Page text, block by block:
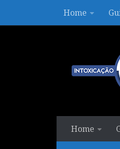
Skip to contentHome
Home